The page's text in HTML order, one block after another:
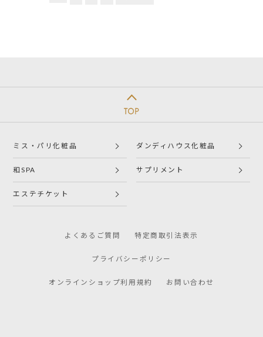
ミス・パリ化粧品 ダンディハウス化粧品
和SPA サプリメント
エステチケット
よくあるご質問 特定商取引法表示
プライバシーポリシー
オンラインショップ利用規約 お問い合わせ